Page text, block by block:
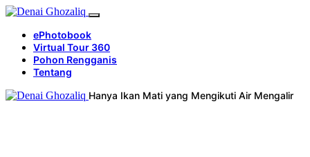
ePhotobook
Virtual Tour 360
Pohon Rengganis
Tentang
Hanya Ikan Mati yang Mengikuti Air Mengalir